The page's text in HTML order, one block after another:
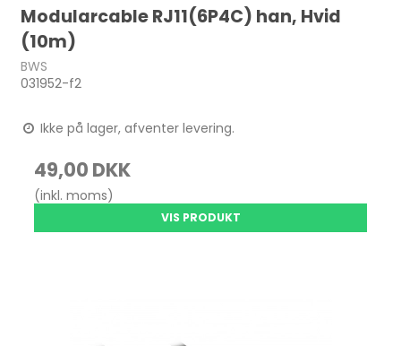
Modularcable RJ11(6P4C) han, Hvid
(10m)
BWS
031952-f2
Ikke på lager, afventer levering.
49,00 DKK
(inkl. moms)
VIS PRODUKT